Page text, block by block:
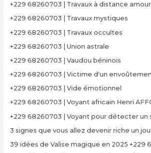
+229 68260703 | Travaux à distance amour
+229 68260703 | Travaux mystiques
+229 68260703 | Travaux occultes
+229 68260703 | Union astrale
+229 68260703 | Vaudou béninois
+229 68260703 | Victime d'un
+229 68260703 | Vide émotionnel
+229 68260703 | Voyant africain Henri
+229 68260703 | Voyant pour détecter un
3 signes que vous allez devenir riche un
39 idées de Valise magique en 2025 +229